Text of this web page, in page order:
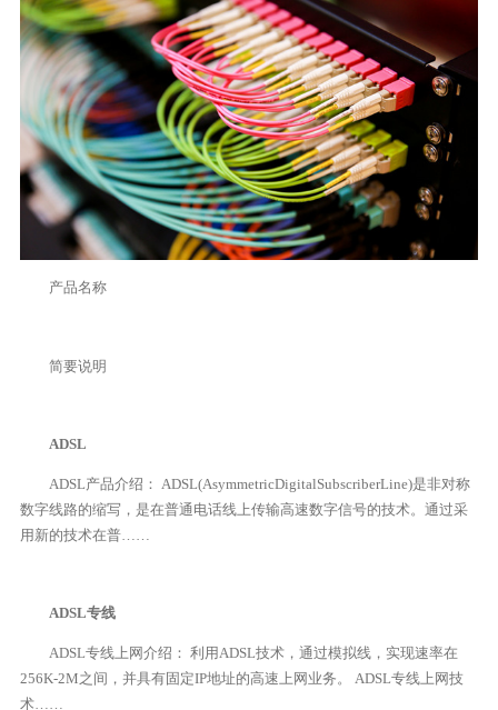
产品名称
简要说明
ADSL
ADSL产品介绍： ADSL(AsymmetricDigitalSubscriberLine)是非对称
数字线路的缩写，是在普通电话线上传输高速数字信号的技术。通过采
用新的技术在普……
ADSL专线
ADSL专线上网介绍： 利用ADSL技术，通过模拟线，实现速率在
256K-2M之间，并具有固定IP地址的高速上网业务。 ADSL专线上网技
术……